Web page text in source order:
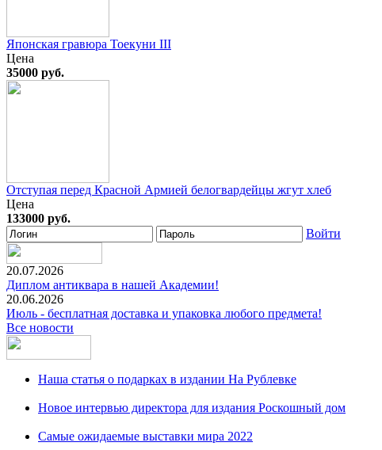
Японская гравюра Тоекуни III
Цена
35000 руб.
Отступая перед Красной Армией белогвардейцы жгут хлеб
Цена
133000 руб.
Войти
20.07.2026
Диплом антиквара в нашей Академии!
20.06.2026
Июль - бесплатная доставка и упаковка любого предмета!
Все новости
Наша статья о подарках в издании На Рублевке
Новое интервью директора для издания Роскошный дом
Самые ожидаемые выставки мира 2022